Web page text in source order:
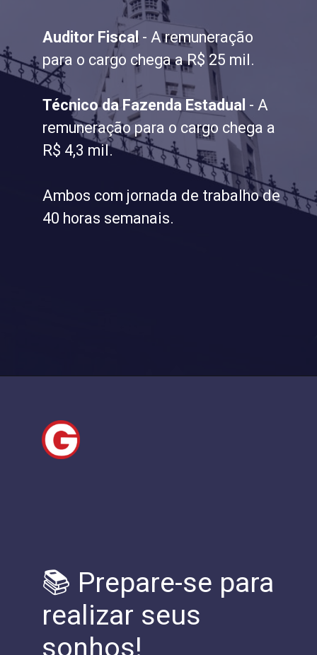
Auditor Fiscal- A remuneração
para o cargo chega a R$ 25 mil.
Técnico da Fazenda Estadual - A
remuneração para o cargo chega a
R$ 4,3 mil.
Ambos com jornada de trabalho de
40 horas semanais.
📚 Prepare-se para
realizar seus
sonhos!